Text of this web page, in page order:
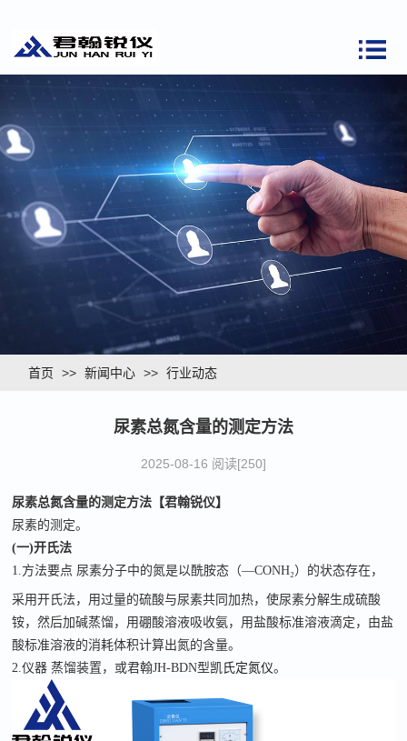
首页 >> 新闻中心 >> 行业动态
尿素总氮含量的测定方法
2025-08-16 阅读[250]
尿素总氮含量的测定方法【君翰锐仪】
尿素的测定。
(一)开氏法
1.方法要点 尿素分子中的氮是以酰胺态（—CONH₂） 的状态存在，
采用开氏法，用过量的硫酸与尿素共同加热，使尿素分解生成硫酸
铵，然后加碱蒸馏，用硼酸溶液吸收氨，用盐酸标准溶液滴定，由盐
酸标准溶液的消耗体积计算出氮的含量。
2.仪器 蒸馏装置，或君翰JH-BDN型凯氏定氮仪。